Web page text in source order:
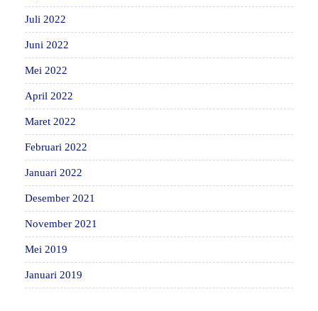
Juli 2022
Juni 2022
Mei 2022
April 2022
Maret 2022
Februari 2022
Januari 2022
Desember 2021
November 2021
Mei 2019
Januari 2019